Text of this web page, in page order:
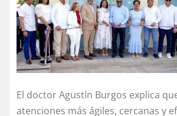
El doctor Agustín Burgos explica
atenciones más ágiles, cercanas y